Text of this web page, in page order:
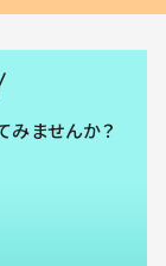
みませんか？